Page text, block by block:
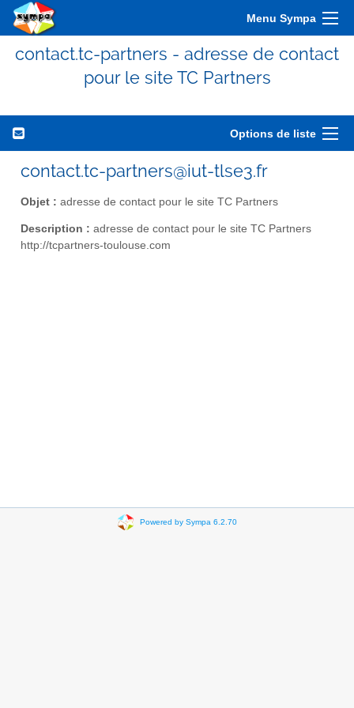
Menu Sympa
contact.tc-partners - adresse de contact
pour le site TC Partners
Options de liste
contact.tc-partners@iut-tlse3.fr
Objet : adresse de contact pour le site TC Partners
Description : adresse de contact pour le site TC Partners
http://tcpartners-toulouse.com
Powered by Sympa 6.2.70